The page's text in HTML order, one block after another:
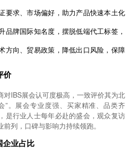
要求、市场偏好，助力产品快速本土化
品牌国际知名度，摆脱低端代工标签，
方向、贸易政策，降低出口风险，保障
价
对IBS展会认可度极高，一致评价其为北
”。展会专业度强、买家精准、品类齐
是行业人士每年必赴的盛会，观众复访
列，口碑与影响力持续领跑。
企业占比